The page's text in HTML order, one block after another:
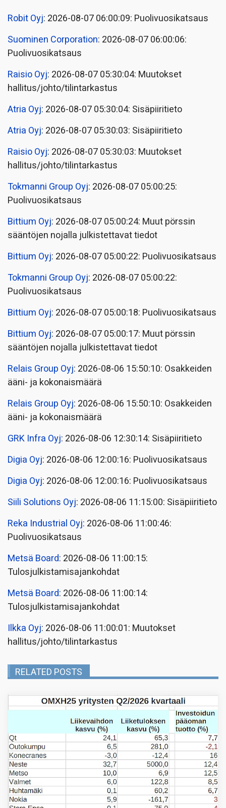
Robit Oyj: 2026-08-07 06:00:09: Puolivuosikatsaus
Suominen Corporation: 2026-08-07 06:00:06:
Puolivuosikatsaus
Raisio Oyj: 2026-08-07 05:30:04: Muutokset
hallitus/johto/tilintarkastus
Atria Oyj: 2026-08-07 05:30:04: Sisäpiiritieto
Atria Oyj: 2026-08-07 05:30:03: Sisäpiiritieto
Raisio Oyj: 2026-08-07 05:30:03: Muutokset
hallitus/johto/tilintarkastus
Tokmanni Group Oyj: 2026-08-07 05:00:25:
Puolivuosikatsaus
Bittium Oyj: 2026-08-07 05:00:24: Muut pörssin
sääntöjen nojalla julkistettavat tiedot
Bittium Oyj: 2026-08-07 05:00:22: Puolivuosikatsaus
Tokmanni Group Oyj: 2026-08-07 05:00:22:
Puolivuosikatsaus
Bittium Oyj: 2026-08-07 05:00:18: Puolivuosikatsaus
Bittium Oyj: 2026-08-07 05:00:17: Muut pörssin
sääntöjen nojalla julkistettavat tiedot
Relais Group Oyj: 2026-08-06 15:50:10: Osakkeiden
ääni- ja kokonaismäärä
Relais Group Oyj: 2026-08-06 15:50:10: Osakkeiden
ääni- ja kokonaismäärä
GRK Infra Oyj: 2026-08-06 12:30:14: Sisäpiiritieto
Digia Oyj: 2026-08-06 12:00:16: Puolivuosikatsaus
Digia Oyj: 2026-08-06 12:00:16: Puolivuosikatsaus
Siili Solutions Oyj: 2026-08-06 11:15:00: Sisäpiiritieto
Reka Industrial Oyj: 2026-08-06 11:00:46:
Puolivuosikatsaus
Metsä Board: 2026-08-06 11:00:15:
Tulosjulkistamisajankohdat
Metsä Board: 2026-08-06 11:00:14:
Tulosjulkistamisajankohdat
Ilkka Oyj: 2026-08-06 11:00:01: Muutokset
hallitus/johto/tilintarkastus
RELATED POSTS